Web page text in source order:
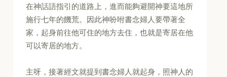
在神話語指引的道路上，進而能夠避開神要這地所
施行七年的饑荒。因此神吩咐書念婦人要帶著全
家，起身前往他可住的地方去住，也就是寄居在他
可以寄居的地方。
主呀，接著經文就提到書念婦人就起身，照神人的